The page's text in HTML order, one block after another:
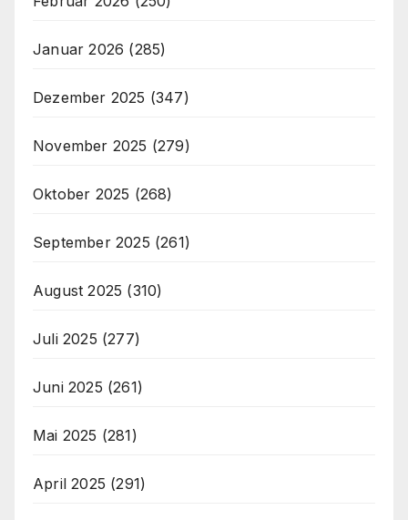
Januar 2026 (285)
Dezember 2025 (347)
November 2025 (279)
Oktober 2025 (268)
September 2025 (261)
August 2025 (310)
Juli 2025 (277)
Juni 2025 (261)
Mai 2025 (281)
April 2025 (291)